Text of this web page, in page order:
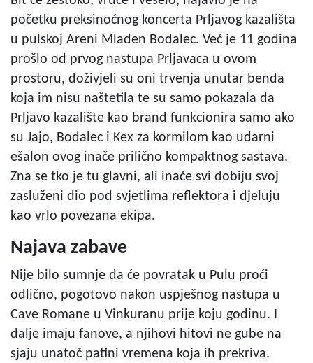
početku preksinoćnog koncerta Prljavog kazališta
u pulskoj Areni Mladen Bodalec. Već je 11 godina
prošlo od prvog nastupa Prljavaca u ovom
prostoru, doživjeli su oni trvenja unutar benda
koja im nisu naštetila te su samo pokazala da
Prljavo kazalište kao brand funkcionira samo ako
su Jajo, Bodalec i Kex za kormilom kao udarni
ešalon ovog inače prilično kompaktnog sastava.
Zna se tko je tu glavni, ali inače svi dobiju svoj
zasluženi dio pod svjetlima reflektora i djeluju
kao vrlo povezana ekipa.
Najava zabave
Nije bilo sumnje da će povratak u Pulu proći
odlično, pogotovo nakon uspješnog nastupa u
Cave Romane u Vinkuranu prije koju godinu. I
dalje imaju fanove, a njihovi hitovi ne gube na
sjaju unatoč patini vremena koja ih prekriva.